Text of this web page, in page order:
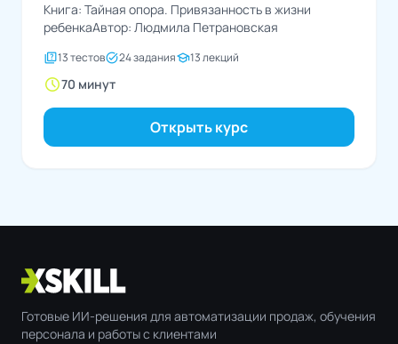
Книга: Тайная опора. Привязанность в жизни
ребенкаАвтор: Людмила Петрановская
quiz13 тестовtask_alt24 заданияschool13 лекций
schedule70 минут
Открыть курс
Готовые ИИ-решения для автоматизации продаж, обучения
персонала и работы с клиентами